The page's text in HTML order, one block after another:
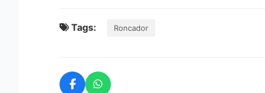
Tags: Roncador